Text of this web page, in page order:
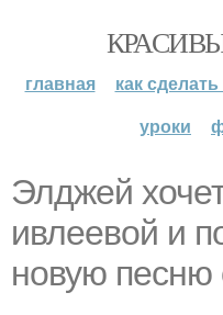
главная как
уроки
Элджей
ивлеевой и
новую